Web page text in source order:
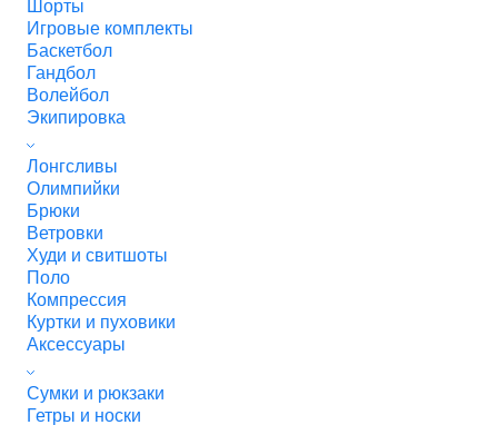
Шорты
Игровые комплекты
Баскетбол
Гандбол
Волейбол
Экипировка
Лонгсливы
Олимпийки
Брюки
Ветровки
Худи и свитшоты
Поло
Компрессия
Куртки и пуховики
Аксессуары
Сумки и рюкзаки
Гетры и носки